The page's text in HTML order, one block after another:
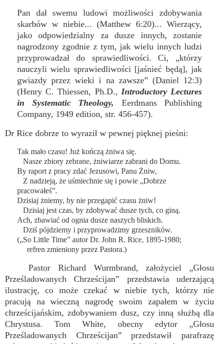
Pan dał swemu ludowi możliwości zdobywania
skarbów w niebie... (Matthew 6:20)... Wierzący,
jako odpowiedzialny za dusze innych, zostanie
nagrodzony zgodnie z tym, jak wielu innych ludzi
przyprowadzał do sprawiedliwości. Ci, „którzy
nauczyli wielu sprawiedliwości [jaśnieć będą], jak
gwiazdy przez wieki i na zawsze” (Daniel 12:3)
(Henry C. Thiessen, Ph.D., Introductory Lectures
in Systematic Theology, Eerdmans Publishing
Company, 1949 edition, str. 456-457).
Dr Rice dobrze to wyraził w pewnej pięknej pieśni:
Tak mało czasu! Już kończą żniwa się.
Nasze zbiory zebrane, żniwiarze zabrani do Domu.
By raport z pracy zdać Jezusowi, Panu Żniw,
Z nadzieją, że uśmiechnie się i powie „Dobrze
pracowałeś”.
Dzisiaj żniemy, by nie przegapić czasu żniw!
Dzisiaj jest czas, by zdobywać dusze tych, co giną.
Ach, zbawiać od ognia dusze naszych bliskich.
Dziś pójdziemy i przyprowadzimy grzeszników.
(„So Little Time” autor Dr. John R. Rice, 1895-1980;
refren zmieniony przez Pastora.)
Pastor Richard Wurmbrand, założyciel „Głosu
Prześladowanych Chrześcijan” przedstawia uderzającą
ilustrację, co może czekać w niebie tych, którzy nie
pracują na wieczną nagrodę swoim zapałem w życiu
chrześcijańskim, zdobywaniem dusz, czy inną służbą dla
Chrystusa. Tom White, obecny edytor „Głosu
Prześladowanych Chrześcijan” przedstawił parafrazę